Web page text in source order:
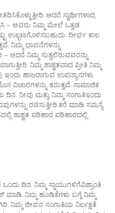
ಆದರೆ ಸ್ವಾರ್ಥಿಗಳಾದ,
– ಅವರು ನಿಮ್ಮ ಮೇಲೆ ಒತ್ತಡ
ಉಲ್ಬಣಗೊಳಿಸಬಹುದು. ದೀರ್ಘ ಕಾಲ
ನಿಮ್ಮ ಭಾವನೆಗಳನ್ನು
ಆದರೆ ನಿಮ್ಮ ಸುತ್ತಲಿರುವವರನ್ನು
ನಿಮ್ಮ ಶಾಶ್ವತವಾದ ಪ್ರೀತಿ ನಿಮ್ಮ
ಇಂದು ಹಾಜರಾಗುವ ಉಪನ್ಯಾಸಗಳು
ವಿಚಾರಗಳನ್ನು ತರುತ್ತವೆ. ಸಾಮಾಜಿಕ
ನೀವು ಮತ್ತು ನಿಮ್ಮ ಸಂಗಾತಿಇಂದು
ರಚಿಸುತ್ತೀರಿ.ಕರೆ ಮಾಡಿ ಸಮಸ್ಯೆ
ಶಾಶ್ವತ ಪರಿಹಾರ ಪರಿಹಾರದಲ್ಲಿ
ದಿನ. ನಿಮ್ಮ ಸ್ನಾಯುಗಳಿಗೆವಿಶ್ರಾಂತಿ
ಮಾಡಿ. ನಿಮ್ಮ ಹೂಡಿಕೆಗಳು ಬಗ್ಗೆ ನಿಮ್ಮ
ನಿಮ್ಮ ಜೀವನ ಸಂಗಾತಿಯ ನಿರ್ಲಕ್ಷತೆ